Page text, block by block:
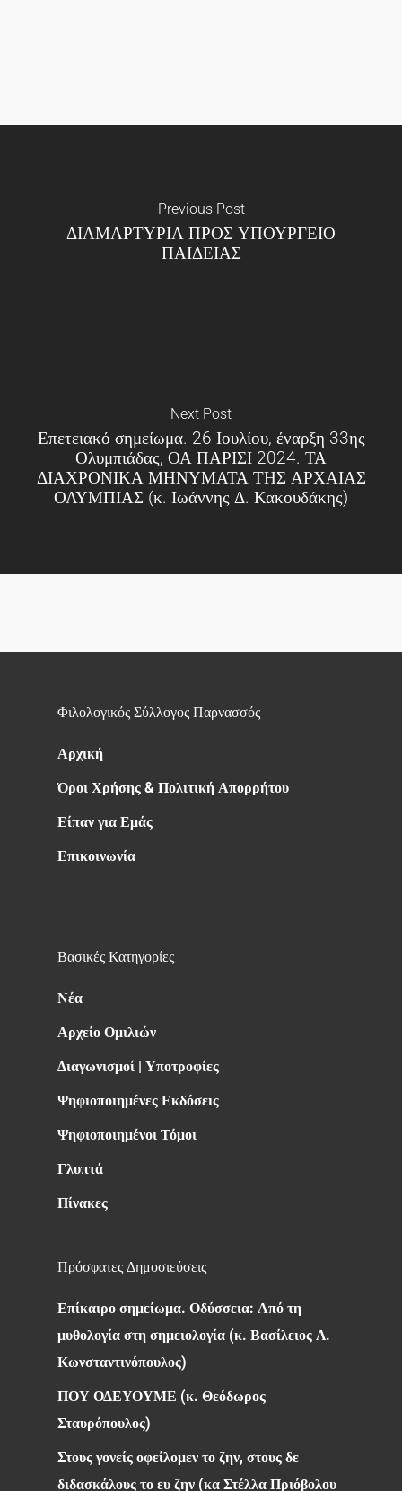
Previous Post
ΔΙΑΜΑΡΤΥΡΙΑ ΠΡΟΣ ΥΠΟΥΡΓΕΙΟ
ΠΑΙΔΕΙΑΣ
Next Post
Επετειακό σημείωμα. 26 Ιουλίου, έναρξη 33ης
Ολυμπιάδας, ΟΑ ΠΑΡΙΣΙ 2024. ΤΑ
ΔΙΑΧΡΟΝΙΚΑ ΜΗΝΥΜΑΤΑ ΤΗΣ ΑΡΧΑΙΑΣ
ΟΛΥΜΠΙΑΣ (κ. Ιωάννης Δ. Κακουδάκης)
Φιλολογικός Σύλλογος Παρνασσός
Αρχική
Όροι Χρήσης & Πολιτική Απορρήτου
Είπαν για Εμάς
Επικοινωνία
Βασικές Κατηγορίες
Νέα
Αρχείο Ομιλιών
Διαγωνισμοί | Υποτροφίες
Ψηφιοποιημένες Εκδόσεις
Ψηφιοποιημένοι Τόμοι
Γλυπτά
Πίνακες
Πρόσφατες Δημοσιεύσεις
Επίκαιρο σημείωμα. Οδύσσεια: Από τη
μυθολογία στη σημειολογία (κ. Βασίλειος Λ.
Κωνσταντινόπουλος)
ΠΟΥ ΟΔΕΥΟΥΜΕ (κ. Θεόδωρος
Σταυρόπουλος)
Στους γονείς οφείλομεν το ζην, στους δε
διδασκάλους το ευ ζην (κα Στέλλα Πριόβολου